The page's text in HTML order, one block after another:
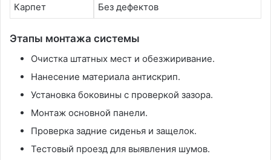
Карпет Без дефектов
Этапы монтажа системы
Очистка штатных мест и обезжиривание.
Нанесение материала антискрип.
Установка боковины с проверкой зазора.
Монтаж основной панели.
Проверка задние сиденья и защелок.
Тестовый проезд для выявления шумов.